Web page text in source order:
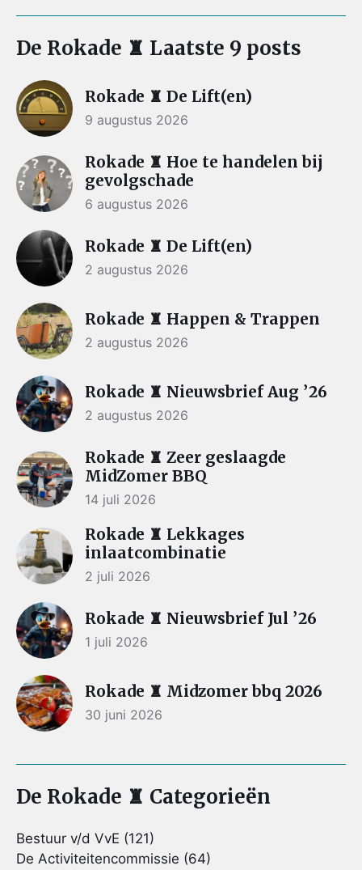
De Rokade ♜ Laatste 9 posts
Rokade ♜ De Lift(en)
9 augustus 2026
Rokade ♜ Hoe te handelen bij
gevolgschade
6 augustus 2026
Rokade ♜ De Lift(en)
2 augustus 2026
Rokade ♜ Happen & Trappen
2 augustus 2026
Rokade ♜ Nieuwsbrief Aug ’26
2 augustus 2026
Rokade ♜ Zeer geslaagde
MidZomer BBQ
14 juli 2026
Rokade ♜ Lekkages
inlaatcombinatie
2 juli 2026
Rokade ♜ Nieuwsbrief Jul ’26
1 juli 2026
Rokade ♜ Midzomer bbq 2026
30 juni 2026
De Rokade ♜ Categorieën
Bestuur v/d VvE (121)
De Activiteitencommissie (64)